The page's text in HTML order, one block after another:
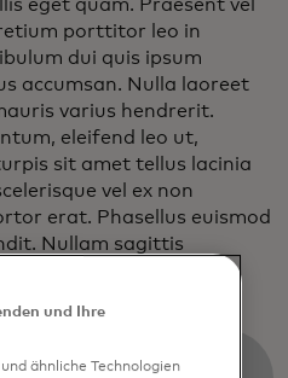
eget quam. Praesent vel
porttitor leo in
dui quis ipsum
accumsan. Nulla laoreet
varius hendrerit.
eleifend leo ut,
sit amet tellus lacinia
vel ex non
erat. Phasellus euismod
Nullam sagittis
Etiam purus diam,
dapibus mattis augue.
und Ihre
ähnliche Technologien